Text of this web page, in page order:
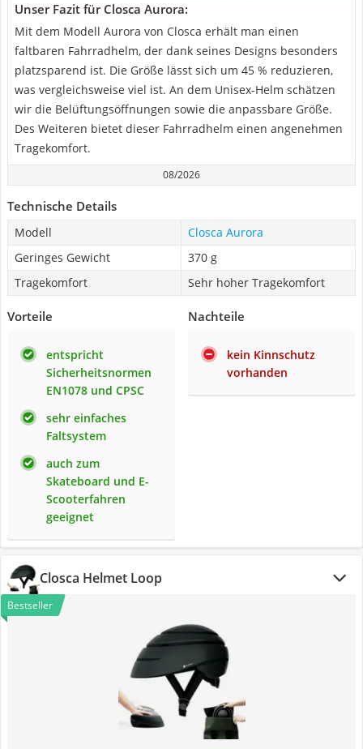
Unser Fazit für Closca Aurora:
Mit dem Modell Aurora von Closca erhält man einen
faltbaren Fahrradhelm, der dank seines Designs besonders
platzsparend ist. Die Größe lässt sich um 45 % reduzieren,
was vergleichsweise viel ist. An dem Unisex-Helm schätzen
wir die Belüftungsöffnungen sowie die anpassbare Größe.
Des Weiteren bietet dieser Fahrradhelm einen angenehmen
Tragekomfort.
08/2026
Technische Details
Modell
Closca Aurora
Geringes Gewicht
370 g
Tragekomfort
Sehr hoher Tragekomfort
Vorteile
entspricht
Sicherheitsnormen
EN1078 und CPSC
sehr einfaches
Faltsystem
auch zum
Skateboard und E-
Scooterfahren
geeignet
Nachteile
kein Kinnschutz
vorhanden
Closca Helmet Loop
Bestseller